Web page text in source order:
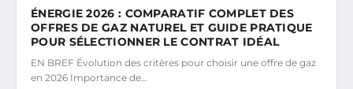
ÉNERGIE 2026 : COMPARATIF COMPLET DES
OFFRES DE GAZ NATUREL ET GUIDE PRATIQUE
POUR SÉLECTIONNER LE CONTRAT IDÉAL
EN BREF Évolution des critères pour choisir une offre de gaz
en 2026 Importance de…